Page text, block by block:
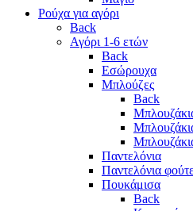
Ρούχα για αγόρι
Back
Αγόρι 1-6 ετών
Back
Εσώρουχα
Μπλούζες
Back
Παντελόνια
Παντελόνια
Πουκάμισα
Back